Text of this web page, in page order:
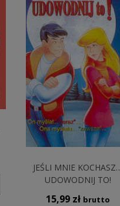
JEŚLI MNIE
UDOWODNIJ TO!
15,99 zł brutto